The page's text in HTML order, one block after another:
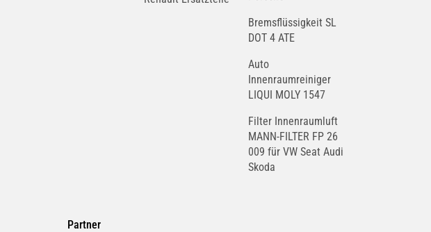
Bremsflüssigkeit SL
DOT 4 ATE
Auto
Innenraumreiniger
LIQUI MOLY 1547
Filter Innenraumluft
MANN-FILTER FP 26
009 für VW Seat Audi
Skoda
Partner